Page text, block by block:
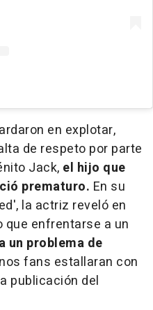
en explotar,
de respeto por parte
Jack, el hijo que
prematuro. En su
la actriz reveló en
que enfrentarse a un
un problema de
fans estallaran con
publicación del